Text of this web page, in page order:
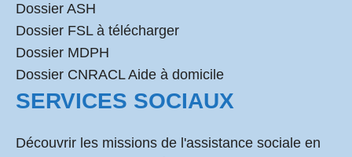
Dossier ASH
Dossier FSL à télécharger
Dossier MDPH
Dossier CNRACL Aide à domicile
SERVICES SOCIAUX
Découvrir les missions de l'assistance sociale en